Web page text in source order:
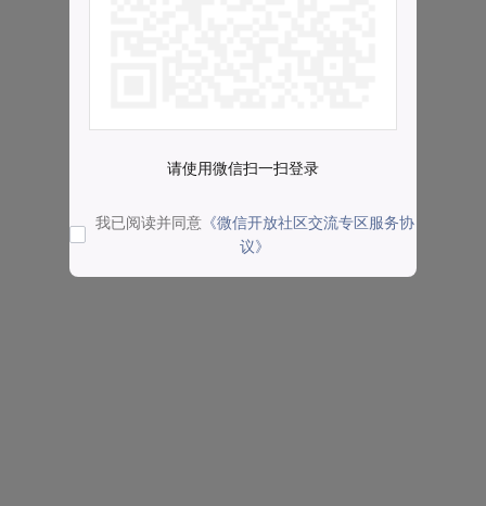
请使用微信扫一扫登录
我已阅读并同意 《微信开放社区交流专区服务协
议》